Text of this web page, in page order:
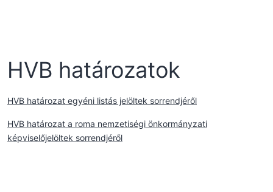
HVB határozatok
HVB határozat egyéni listás jelöltek sorrendjéről
HVB határozat a roma nemzetiségi önkormányzati
képviselőjelöltek sorrendjéről